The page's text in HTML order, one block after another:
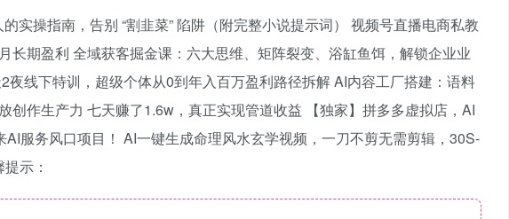
实操指南，告别 “割韭菜” 陷阱（附完整小说提示词） 视频号直播电商私教
长期盈利 全域获客掘金课：六大思维、矩阵裂变、浴缸鱼饵，解锁企业业
夜线下特训，超级个体从0到年入百万盈利路径拆解 AI内容工厂搭建：语料
创作生产力 七天赚了1.6w，真正实现管道收益 【独家】拼多多虚拟店，AI
服务风口项目！ AI一键生成命理风水玄学视频，一刀不剪无需剪辑，30S-
示：